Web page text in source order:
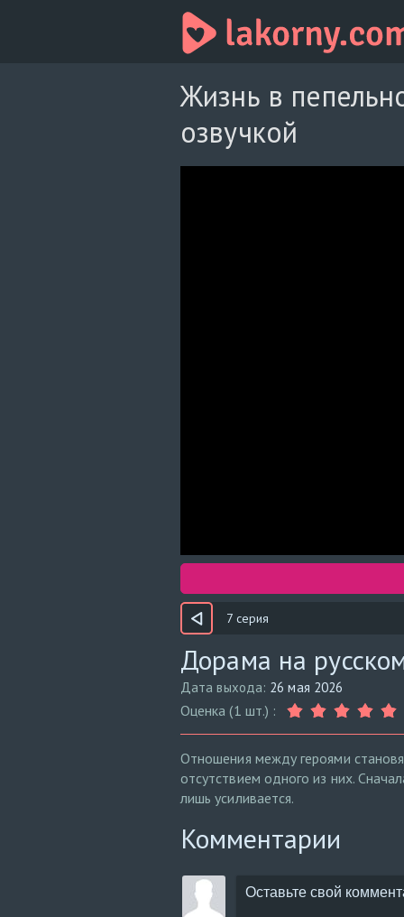
Жизнь в
озвучкой
7 серия
Дорама на
Дата выхода: 26 мая 2026
Оценка (1 шт.) :
Отношения между героями
отсутствием одного из них.
лишь усиливается.
Комментарии